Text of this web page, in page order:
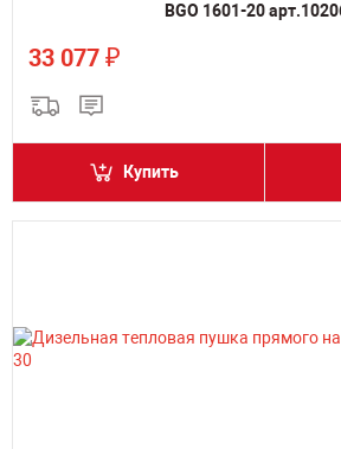
BGO 1601-20
33 077 ₽
Купить